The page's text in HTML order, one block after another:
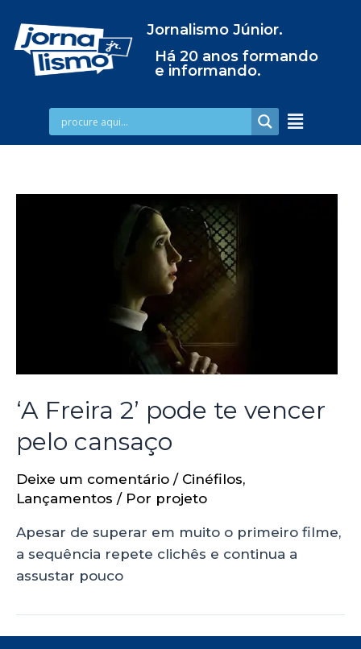
Jornalismo Júnior.
Há 20 anos formando
e informando.
‘A Freira 2’ pode te vencer
pelo cansaço
Deixe um comentário / Cinéfilos,
Lançamentos / Por projeto
Apesar de superar em muito o primeiro filme,
a sequência repete clichês e continua a
assustar pouco